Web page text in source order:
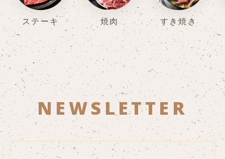
ステーキ 焼肉 すき焼き
NEWSLETTER